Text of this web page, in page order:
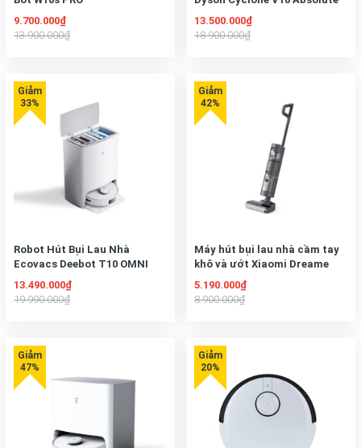
9.700.000₫
13.900.000₫
13.500.000₫
18.900.000₫
Robot Hút Bụi Lau Nhà
Ecovacs Deebot T10 OMNI
13.490.000₫
19.990.000₫
Máy hút bụi lau nhà cầm tay
khô và ướt Xiaomi Dreame
H11 Max
5.190.000₫
8.900.000₫